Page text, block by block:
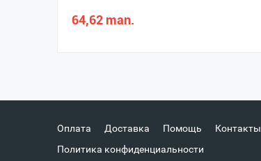
64,62 man.
Оплата Доставка Помощь
Контакты
Политика конфиденциальности